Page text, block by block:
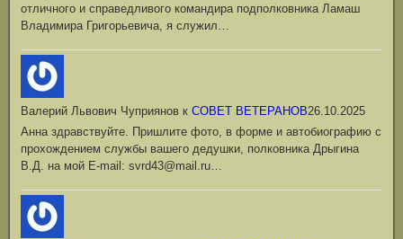
отличного и справедливого командира подполковника Ламаш
Владимира Григорьевича, я служил…
Валерий Львович Чуприянов к СОВЕТ ВЕТЕРАНОВ26.10.2025
Анна здравствуйте. Пришлите фото, в форме и автобиографию с
прохождением службы вашего дедушки, полковника Дрыгина
В.Д. на мой Е-mail: svrd43@mail.ru…